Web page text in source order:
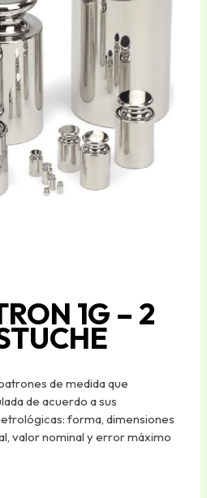
1G – 2
de medida que
de acuerdo a sus
forma, dimensiones
valor nominal y error máximo